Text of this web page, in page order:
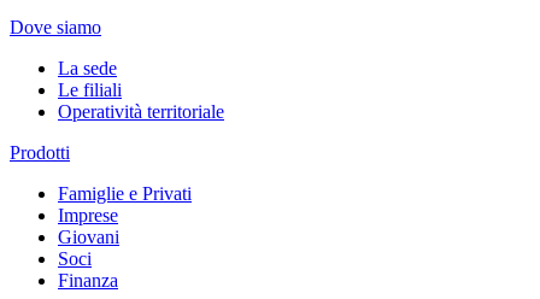
Dove siamo
La sede
Le filiali
Operatività territoriale
Prodotti
Famiglie e Privati
Imprese
Giovani
Soci
Finanza